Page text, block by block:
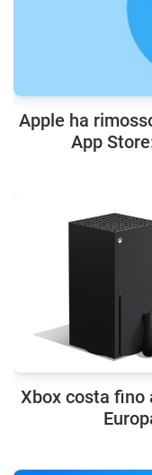
Apple ha
App
Xbox costa fino